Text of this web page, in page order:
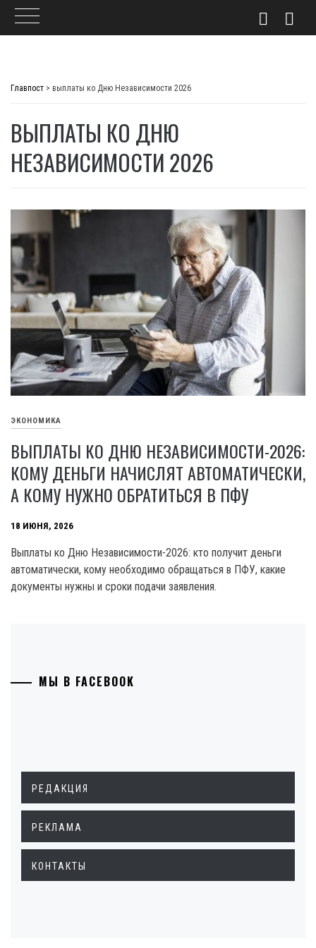
Главпост > выплаты ко Дню Независимости 2026
ВЫПЛАТЫ КО ДНЮ
НЕЗАВИСИМОСТИ 2026
ЭКОНОМИКА
ВЫПЛАТЫ КО ДНЮ НЕЗАВИСИМОСТИ-2026:
КОМУ ДЕНЬГИ НАЧИСЛЯТ АВТОМАТИЧЕСКИ,
А КОМУ НУЖНО ОБРАТИТЬСЯ В ПФУ
18 ИЮНЯ, 2026
Выплаты ко Дню Независимости-2026: кто получит деньги
автоматически, кому необходимо обращаться в ПФУ, какие
документы нужны и сроки подачи заявления.
МЫ В FACEBOOK
РЕДАКЦИЯ
РЕКЛАМА
КОНТАКТЫ